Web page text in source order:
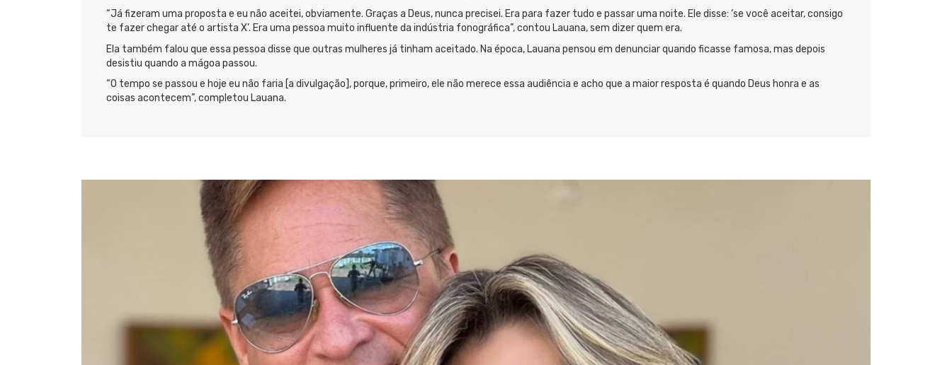
“Já fizeram uma proposta e eu não aceitei, obviamente. Graças a Deus, nunca precisei. Era para fazer tudo e passar uma noite. Ele disse: ‘se você aceitar, consigo
te fazer chegar até o artista X’. Era uma pessoa muito influente da indústria fonográfica”, contou Lauana, sem dizer quem era.
Ela também falou que essa pessoa disse que outras mulheres já tinham aceitado. Na época, Lauana pensou em denunciar quando ficasse famosa, mas depois
desistiu quando a mágoa passou.
“O tempo se passou e hoje eu não faria [a divulgação], porque, primeiro, ele não merece essa audiência e acho que a maior resposta é quando Deus honra e as
coisas acontecem”, completou Lauana.